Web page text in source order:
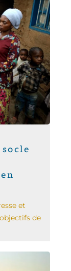
et
de